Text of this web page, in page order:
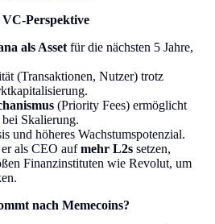
Perspektive
als Asset für die nächsten 5 Jahre,
(Transaktionen, Nutzer) trotz
(Priority Fees) ermöglicht
Skalierung.
und höheres Wachstumspotenzial.
als CEO aufmehr L2s setzen,
Finanzinstituten wie Revolut, um
nach Memecoins?